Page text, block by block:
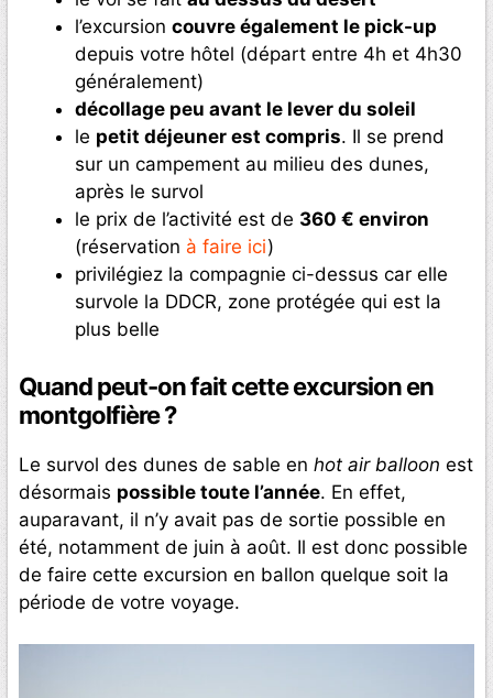
l’excursion couvre également le pick-up
depuis votre hôtel (départ entre 4h et 4h30
généralement)
décollage peu avant le lever du soleil
le petit déjeuner est compris. Il se prend
sur un campement au milieu des dunes,
après le survol
le prix de l’activité est de 360 € environ
(réservation à faire ici)
privilégiez la compagnie ci-dessus car elle
survole la DDCR, zone protégée qui est la
plus belle
Quand peut-on fait cette excursion en
montgolfière ?
Le survol des dunes de sable en hot air balloon est
désormais possible toute l’année. En effet,
auparavant, il n’y avait pas de sortie possible en
été, notamment de juin à août. Il est donc possible
de faire cette excursion en ballon quelque soit la
période de votre voyage.